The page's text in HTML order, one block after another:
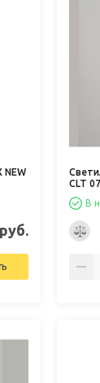
NEW
CLT
В